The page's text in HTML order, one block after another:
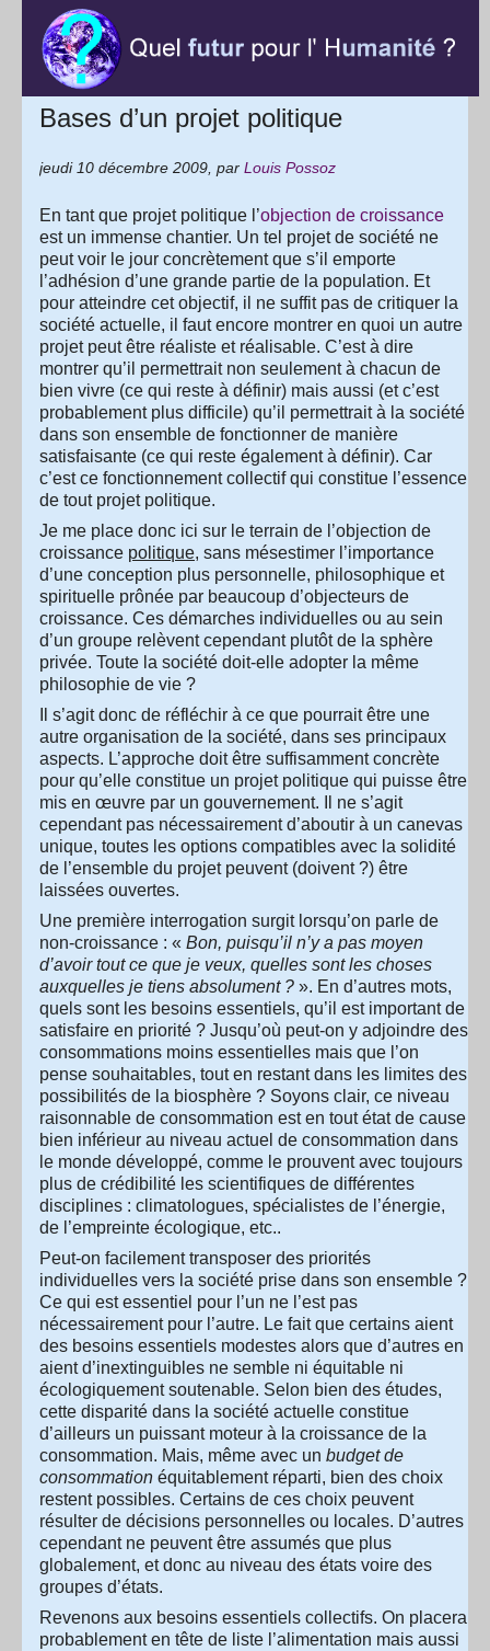
Bases d’un projet politique
jeudi 10 décembre 2009, par Louis Possoz
En tant que projet politique l’objection de croissance
est un immense chantier. Un tel projet de société ne
peut voir le jour concrètement que s’il emporte
l’adhésion d’une grande partie de la population. Et
pour atteindre cet objectif, il ne suffit pas de critiquer la
société actuelle, il faut encore montrer en quoi un autre
projet peut être réaliste et réalisable. C’est à dire
montrer qu’il permettrait non seulement à chacun de
bien vivre (ce qui reste à définir) mais aussi (et c’est
probablement plus difficile) qu’il permettrait à la société
dans son ensemble de fonctionner de manière
satisfaisante (ce qui reste également à définir). Car
c’est ce fonctionnement collectif qui constitue l’essence
de tout projet politique.
Je me place donc ici sur le terrain de l’objection de
croissance politique, sans mésestimer l’importance
d’une conception plus personnelle, philosophique et
spirituelle prônée par beaucoup d’objecteurs de
croissance. Ces démarches individuelles ou au sein
d’un groupe relèvent cependant plutôt de la sphère
privée. Toute la société doit-elle adopter la même
philosophie de vie ?
Il s’agit donc de réfléchir à ce que pourrait être une
autre organisation de la société, dans ses principaux
aspects. L’approche doit être suffisamment concrète
pour qu’elle constitue un projet politique qui puisse être
mis en œuvre par un gouvernement. Il ne s’agit
cependant pas nécessairement d’aboutir à un canevas
unique, toutes les options compatibles avec la solidité
de l’ensemble du projet peuvent (doivent ?) être
laissées ouvertes.
Une première interrogation surgit lorsqu’on parle de
non-croissance : « Bon, puisqu’il n’y a pas moyen
d’avoir tout ce que je veux, quelles sont les choses
auxquelles je tiens absolument ? ». En d’autres mots,
quels sont les besoins essentiels, qu’il est important de
satisfaire en priorité ? Jusqu’où peut-on y adjoindre des
consommations moins essentielles mais que l’on
pense souhaitables, tout en restant dans les limites des
possibilités de la biosphère ? Soyons clair, ce niveau
raisonnable de consommation est en tout état de cause
bien inférieur au niveau actuel de consommation dans
le monde développé, comme le prouvent avec toujours
plus de crédibilité les scientifiques de différentes
disciplines : climatologues, spécialistes de l’énergie,
de l’empreinte écologique, etc..
Peut-on facilement transposer des priorités
individuelles vers la société prise dans son ensemble ?
Ce qui est essentiel pour l’un ne l’est pas
nécessairement pour l’autre. Le fait que certains aient
des besoins essentiels modestes alors que d’autres en
aient d’inextinguibles ne semble ni équitable ni
écologiquement soutenable. Selon bien des études,
cette disparité dans la société actuelle constitue
d’ailleurs un puissant moteur à la croissance de la
consommation. Mais, même avec un budget de
consommation équitablement réparti, bien des choix
restent possibles. Certains de ces choix peuvent
résulter de décisions personnelles ou locales. D’autres
cependant ne peuvent être assumés que plus
globalement, et donc au niveau des états voire des
groupes d’états.
Revenons aux besoins essentiels collectifs. On placera
probablement en tête de liste l’alimentation mais aussi